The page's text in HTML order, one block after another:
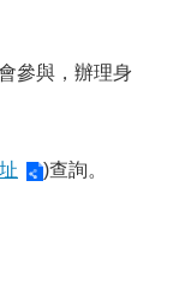
參與，辦理身
)查詢。